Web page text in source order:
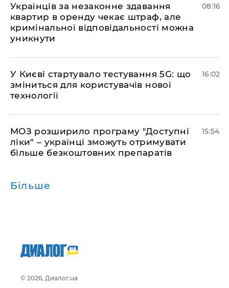
Українців за незаконне здавання
квартир в оренду чекає штраф, але
кримінальної відповідальності можна
уникнути
08:16
У Києві стартувало тестування 5G: що
зміниться для користувачів нової
технології
16:02
МОЗ розширило програму "Доступні
ліки" – українці зможуть отримувати
більше безкоштовних препаратів
15:54
Більше
© 2026, Диалог.ua